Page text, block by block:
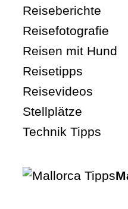
Reiseberichte
Reisefotografie
Reisen mit Hund
Reisetipps
Reisevideos
Stellplätze
Technik Tipps